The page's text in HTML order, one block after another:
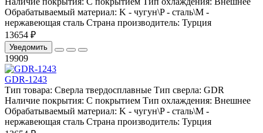
Обрабатываемый материал: K - чугун\P - сталь\М -
нержавеющая сталь Страна производитель: Турция
13654 ₽
Уведомить
19909
GDR-1243
Тип товара: Сверла твердосплавные Тип сверла: GDR
Наличие покрытия: С покрытием Тип охлаждения: Внешнее
Обрабатываемый материал: K - чугун\P - сталь\М -
нержавеющая сталь Страна производитель: Турция